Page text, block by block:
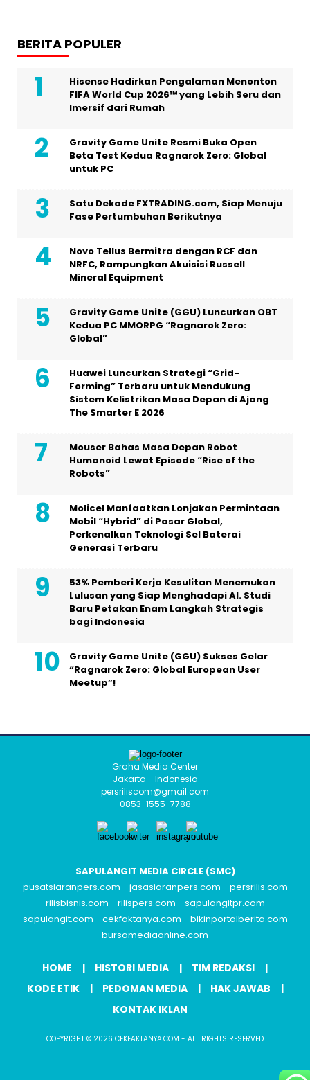
BERITA POPULER
Hisense Hadirkan Pengalaman Menonton
FIFA World Cup 2026™ yang Lebih Seru dan
Imersif dari Rumah
Gravity Game Unite Resmi Buka Open
Beta Test Kedua Ragnarok Zero: Global
untuk PC
Satu Dekade FXTRADING.com, Siap Menuju
Fase Pertumbuhan Berikutnya
Novo Tellus Bermitra dengan RCF dan
NRFC, Rampungkan Akuisisi Russell
Mineral Equipment
Gravity Game Unite (GGU) Luncurkan OBT
Kedua PC MMORPG “Ragnarok Zero:
Global”
Huawei Luncurkan Strategi “Grid-
Forming” Terbaru untuk Mendukung
Sistem Kelistrikan Masa Depan di Ajang
The Smarter E 2026
Mouser Bahas Masa Depan Robot
Humanoid Lewat Episode “Rise of the
Robots”
Molicel Manfaatkan Lonjakan Permintaan
Mobil “Hybrid” di Pasar Global,
Perkenalkan Teknologi Sel Baterai
Generasi Terbaru
53% Pemberi Kerja Kesulitan Menemukan
Lulusan yang Siap Menghadapi AI. Studi
Baru Petakan Enam Langkah Strategis
bagi Indonesia
Gravity Game Unite (GGU) Sukses Gelar
“Ragnarok Zero: Global European User
Meetup”!
Graha Media Center
Jakarta - Indonesia
persriliscom@gmail.com
0853-1555-7788
SAPULANGIT MEDIA CIRCLE (SMC)
pusatsiaranpers.com
jasasiaranpers.com
persrilis.com
rilisbisnis.com
rilispers.com
sapulangitpr.com
sapulangit.com
cekfaktanya.com
bikinportalberita.com
bursamediaonline.com
HOME HISTORI MEDIA
TIM REDAKSI
KODE ETIK
PEDOMAN MEDIA
HAK JAWAB
KONTAK IKLAN
COPYRIGHT © 2026 CEKFAKTANYA.COM - ALL RIGHTS RESERVED